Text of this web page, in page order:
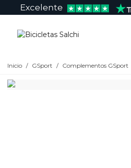
Excelente
Inicio / GSport / Complementos GSport